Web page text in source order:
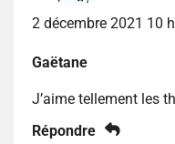
2 décembre 2021 10
Gaëtane
J’aime tellement les
Répondre